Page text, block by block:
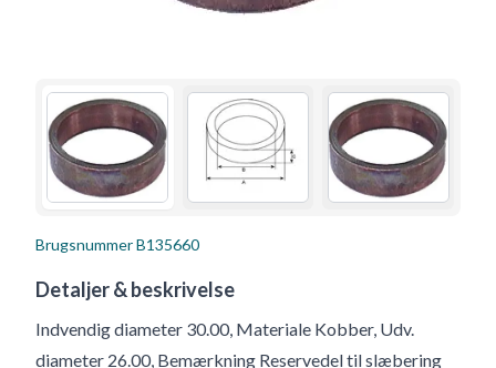
BrugsnummerB135660
Detaljer & beskrivelse
Indvendig diameter 30.00, Materiale Kobber, Udv.
diameter 26.00, Bemærkning Reservedel til slæbering